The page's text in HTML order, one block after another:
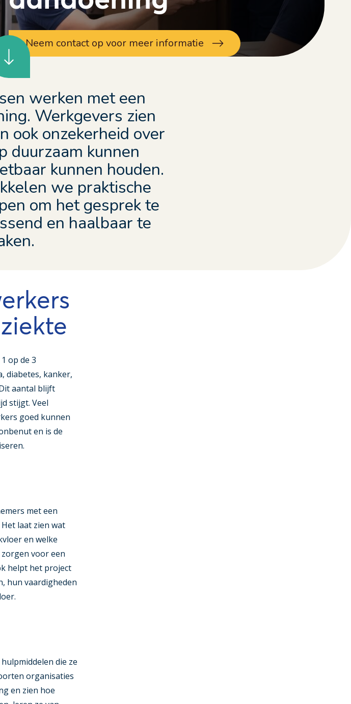
Neem contact op voor meer informatie
werken met een
Werkgevers zien
ook onzekerheid over
duurzaam kunnen
kunnen houden.
we praktische
om het gesprek te
en haalbaar te
op de 3
diabetes, kanker,
aantal blijft
stijgt. Veel
goed kunnen
en is de
met een
laat zien wat
en welke
voor een
helpt het project
hun vaardigheden
die ze
organisaties
en zien hoe